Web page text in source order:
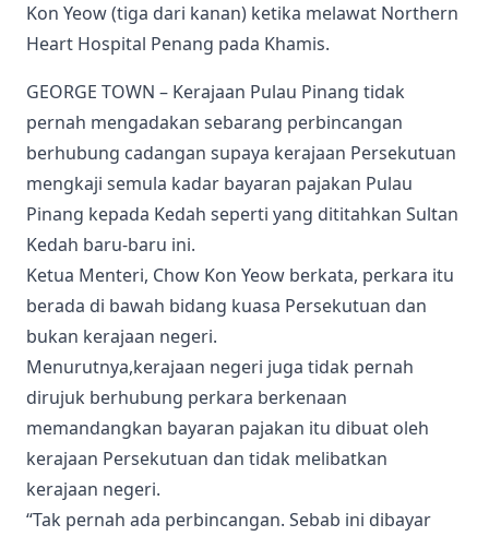
Kon Yeow (tiga dari kanan) ketika melawat Northern
Heart Hospital Penang pada Khamis.
GEORGE TOWN – Kerajaan Pulau Pinang tidak
pernah mengadakan sebarang perbincangan
berhubung cadangan supaya kerajaan Persekutuan
mengkaji semula kadar bayaran pajakan Pulau
Pinang kepada Kedah seperti yang dititahkan Sultan
Kedah baru-baru ini.
Ketua Menteri, Chow Kon Yeow berkata, perkara itu
berada di bawah bidang kuasa Persekutuan dan
bukan kerajaan negeri.
Menurutnya,kerajaan negeri juga tidak pernah
dirujuk berhubung perkara berkenaan
memandangkan bayaran pajakan itu dibuat oleh
kerajaan Persekutuan dan tidak melibatkan
kerajaan negeri.
“Tak pernah ada perbincangan. Sebab ini dibayar